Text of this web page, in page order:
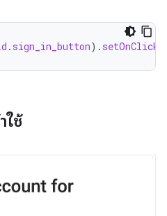
. sign_in_button).
ใช้